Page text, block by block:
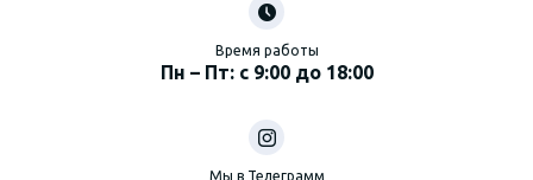
Время работы
Пн – Пт: с 9:00 до 18:00
Мы в Телеграмм